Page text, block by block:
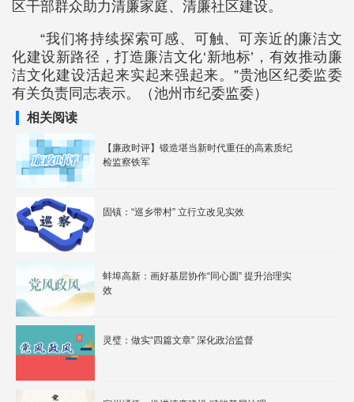
区干部群众助力清廉家庭、清廉社区建设。
“我们将持续探索可感、可触、可亲近的廉洁文
化建设新路径，打造廉洁文化‘新地标’，有效推动廉
洁文化建设活起来实起来强起来。”贵池区纪委监委
有关负责同志表示。（池州市纪委监委）
相关阅读
【廉政时评】锻造堪当新时代重任的高素质纪
检监察铁军
固镇：“巡乡带村” 立行立改见实效
蚌埠高新：画好基层协作“同心圆” 提升治理实
效
灵璧：做实“四篇文章” 深化政治监督